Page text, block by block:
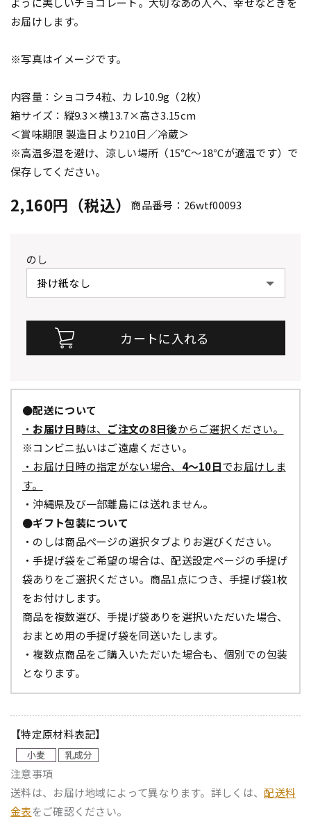
お届けします。
※写真はイメージです。
内容量：ショコラ4粒、カレ10.9g（2枚）
箱サイズ：縦9.3×横13.7×高さ3.15cm
＜賞味期限 製造日より210日／冷蔵＞
※高温多湿を避け、涼しい場所（15℃～18℃が適温です）で
保存してください。
2,160円（税込） 商品番号：26wtf00093
のし
●配送について
・ お届け日時は、 ご注文の8日後からご選択ください。
※コンビニ払いはご遠慮ください。
・お届け日時の指定がない場合、 4～10日でお届けしま
す。
・沖縄県及び一部離島には送れません。
●ギフト包装について
・のしは商品ページの選択タブよりお選びください。
・手提げ袋をご希望の場合は、配送設定ページの手提げ
袋ありをご選択ください。商品1点につき、手提げ袋1枚
をお付けします。
商品を複数選び、手提げ袋ありを選択いただいた場合、
おまとめ用の手提げ袋を同送いたします。
・複数点商品をご購入いただいた場合も、個別での包装
となります。
【特定原材料表記】
注意事項
送料は、お届け地域によって異なります。詳しくは、配送料
金表をご確認ください。